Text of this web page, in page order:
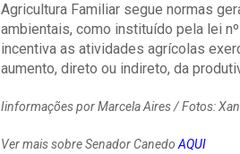
Agricultura Familiar segue normas
ambientais, como instituído pela lei
incentiva as atividades agrícolas
aumento, direto ou indireto, da
Iinformações por Marcela Aires / Fotos:
Ver mais sobre Senador CanedoAQUI